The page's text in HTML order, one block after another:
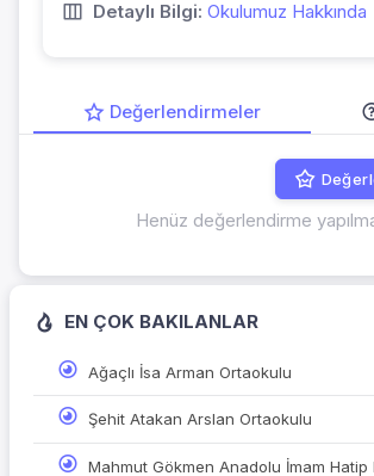
Detaylı Bilgi: Okulumuz Hakkında
Değerlendirmeler
Henüz değerlendirme
EN ÇOK BAKILANLAR
Ağaçlı İsa Arman Ortaokulu
Şehit Atakan Arslan Ortaokulu
Mahmut Gökmen Anadolu İmam Hatip